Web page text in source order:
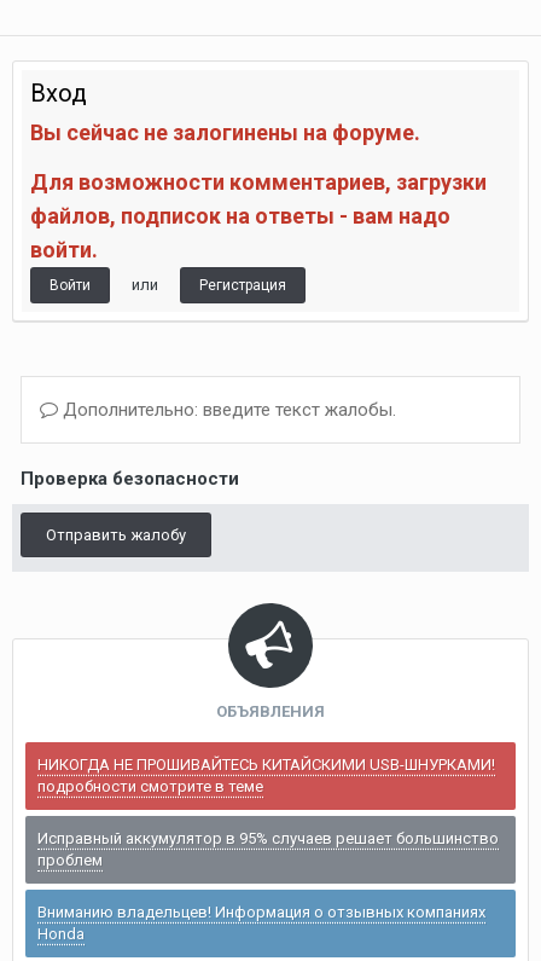
Вход
Вы сейчас не залогинены на форуме.
Для возможности комментариев, загрузки
файлов, подписок на ответы - вам надо
войти.
Войти или Регистрация
Дополнительно: введите текст жалобы.
Проверка безопасности
Отправить жалобу
ОБЪЯВЛЕНИЯ
НИКОГДА НЕ ПРОШИВАЙТЕСЬ КИТАЙСКИМИ USB-ШНУРКАМИ!
подробности смотрите в теме
Исправный аккумулятор в 95% случаев решает большинство
проблем
Вниманию владельцев! Информация о отзывных компаниях
Honda